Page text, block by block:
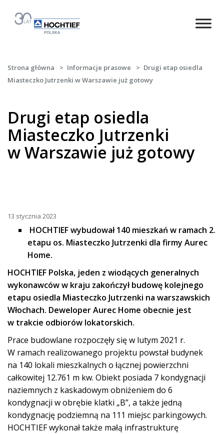
Strona główna > Informacje prasowe > Drugi etap osiedla
Miasteczko Jutrzenki w Warszawie już gotowy
Drugi etap osiedla
Miasteczko Jutrzenki
w Warszawie już gotowy
13 stycznia 2023
HOCHTIEF wybudował 140 mieszkań w ramach 2.
etapu os. Miasteczko Jutrzenki dla firmy Aurec
Home.
HOCHTIEF Polska, jeden z wiodących generalnych
wykonawców w kraju zakończył budowę kolejnego
etapu osiedla Miasteczko Jutrzenki na warszawskich
Włochach. Deweloper Aurec Home obecnie jest
w trakcie odbiorów lokatorskich.
Prace budowlane rozpoczęły się w lutym 2021 r.
W ramach realizowanego projektu powstał budynek
na 140 lokali mieszkalnych o łącznej powierzchni
całkowitej 12.761 m kw. Obiekt posiada 7 kondygnacji
naziemnych z kaskadowym obniżeniem do 6
kondygnacji w obrębie klatki „B”, a także jedną
kondygnację podziemną na 111 miejsc parkingowych.
HOCHTIEF wykonał także małą infrastrukturę